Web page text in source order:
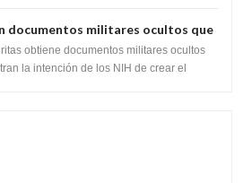
documentos militares ocultos que
la intención de los NIH de crear el
2, utilizando la investigación de
obtiene documentos militares ocultos
la intención de los NIH de crear el